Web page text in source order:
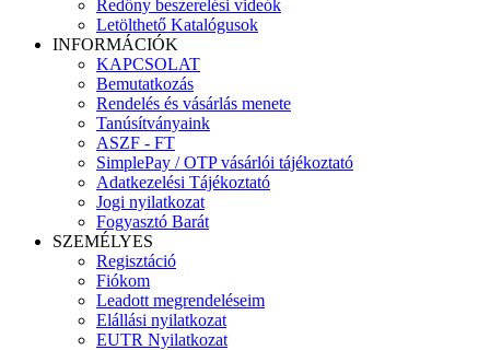
Redőny beszerelési videók
Letölthető Katalógusok
INFORMÁCIÓK
KAPCSOLAT
Bemutatkozás
Rendelés és vásárlás menete
Tanúsítványaink
ASZF - FT
SimplePay / OTP vásárlói tájékoztató
Adatkezelési Tájékoztató
Jogi nyilatkozat
Fogyasztó Barát
SZEMÉLYES
Regisztáció
Fiókom
Leadott megrendeléseim
Elállási nyilatkozat
EUTR Nyilatkozat